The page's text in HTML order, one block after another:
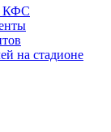
КФС
на стадионе